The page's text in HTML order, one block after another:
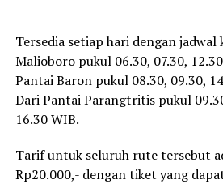
Tersedia setiap hari dengan
Malioboro pukul 06.30, 07.30,
Pantai Baron pukul 08.30, 09.30,
Dari Pantai Parangtritis pukul
16.30 WIB.
Tarif untuk seluruh rute tersebut
Rp20.000,- dengan tiket yang